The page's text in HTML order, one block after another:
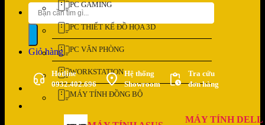
Tìm
kiếm:
Giỏ hàng
Hotline
0932.402.696
Hệ thống
Showroom
Tra cứu
đơn hàng
PC GAMING
PC THIẾT KẾ ĐỒ HỌA 3D
PC VĂN PHÒNG
WORKSTATION
MÁY TÍNH ĐỒNG BỘ
MÁY TÍNH DELL